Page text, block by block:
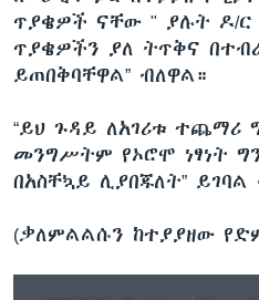
ጥያቄዎች ናቸው " ያሉት ዶ/ር
ጥያቄዎችን ያለ ትጥቅና
ይጠበቅባቸዋል” ብለዋል።
“ይህ ጉዳይ ለአገሪቱ ተጨማሪ
መንግሥትም የኦሮሞ ነፃነት
በአስቸኳይ ሊያበጁለት” ይገባል
(ቃለምልልሱን ከተያያዘው